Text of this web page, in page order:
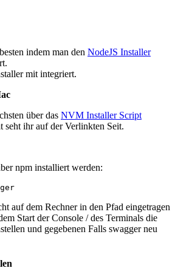
indem man den NodeJS Installer
mit integriert.
über das NVM Installer Script
seht ihr auf der Verlinkten Seit.
npm installiert werden:
auf dem Rechner in den Pfad eingetragen
Start der Console / des Terminals die
und gegebenen Falls swagger neu